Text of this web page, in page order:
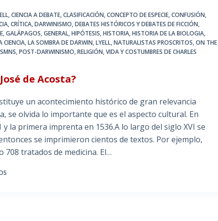
,CIENCIA A DEBATE,CLASIFICACIÓN,CONCEPTO DE ESPECIE,CONFUSIÓN,
,CRÍTICA,DARWINISMO,DEBATES HISTÓRICOS Y DEBATES DE FICCIÓN,
,GALÁPAGOS,GENERAL,HIPÓTESIS,HISTORIA,HISTORIA DE LA BIOLOGIA,
CIENCIA,LA SOMBRA DE DARWIN,LYELL,NATURALISTAS PROSCRITOS,ON THE
,POST-DARWINISMO,RELIGIÓN,VIDA Y COSTUMBRES DE CHARLES
de Acosta?
un acontecimiento histórico de gran relevancia
se olvida lo importante que es el aspecto cultural. En
la primera imprenta en 1536.A lo largo del siglo XVI se
se imprimieron cientos de textos. Por ejemplo,
708 tratados de medicina. El…